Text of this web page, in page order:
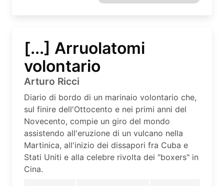
[...] Arruolatomi
volontario
Arturo Ricci
Diario di bordo di un marinaio volontario che,
sul finire dell'Ottocento e nei primi anni del
Novecento, compie un giro del mondo
assistendo all'eruzione di un vulcano nella
Martinica, all'inizio dei dissapori fra Cuba e
Stati Uniti e alla celebre rivolta dei "boxers" in
Cina.